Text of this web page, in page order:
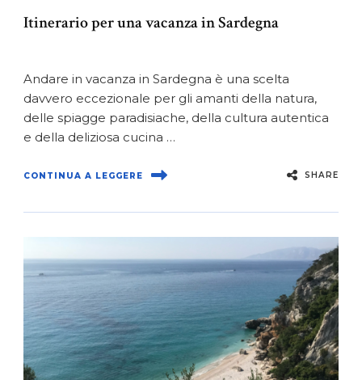
Itinerario per una vacanza in Sardegna
Andare in vacanza in Sardegna è una scelta
davvero eccezionale per gli amanti della natura,
delle spiagge paradisiache, della cultura autentica
e della deliziosa cucina …
CONTINUA A LEGGERE SHARE